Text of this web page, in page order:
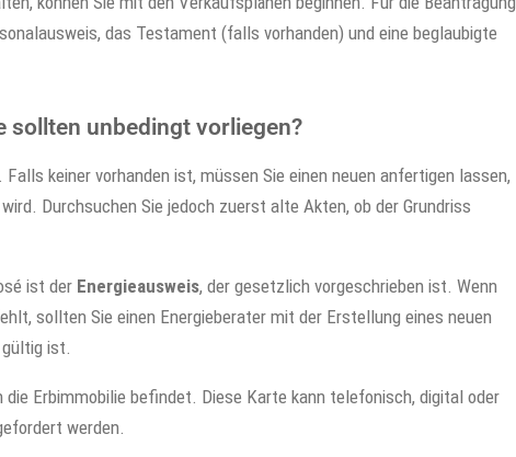
das Testament (falls vorhanden) und eine beglaubigte
sollten unbedingt vorliegen?
keiner vorhanden ist, müssen Sie einen neuen anfertigen lassen,
Durchsuchen Sie jedoch zuerst alte Akten, ob der Grundriss
ist der Energieausweis, der gesetzlich vorgeschrieben ist. Wenn
sollten Sie einen Energieberater mit der Erstellung eines neuen
gültig ist.
die Erbimmobilie befindet. Diese Karte kann telefonisch, digital oder
werden.